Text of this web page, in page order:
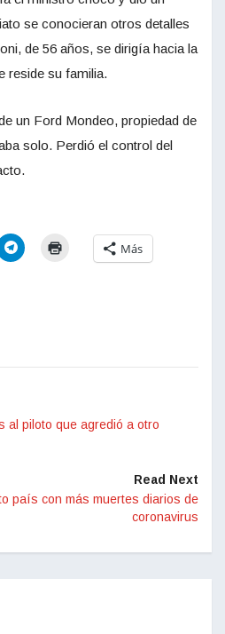
se conocieran otros detalles
de 56 años, se dirigía hacia la
reside su familia.
un Ford Mondeo, propiedad de
solo. Perdió el control del
Más
al piloto que agredió a otro
Read Next
país con más muertes diarios de
coronavirus